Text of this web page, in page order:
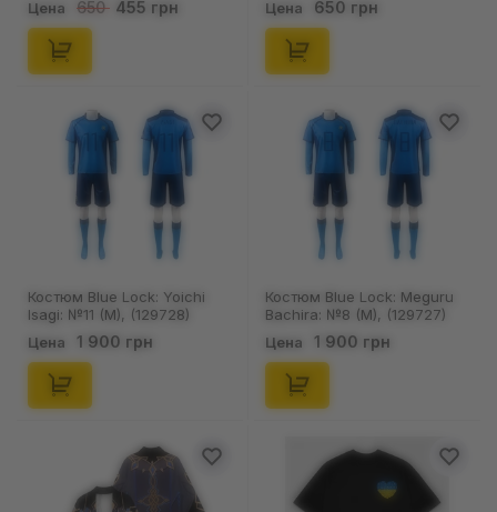
Цена 650 455 грн Цена 650 грн
Костюм Blue Lock: Yoichi
Isagi: №11 (M), (129728)
Цена 1 900 грн
Костюм Blue Lock: Meguru
Bachira: №8 (M), (129727)
Цена 1 900 грн